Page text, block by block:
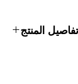
تفاصيل المنتج